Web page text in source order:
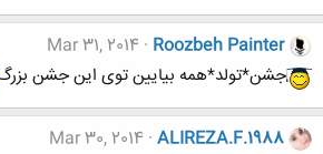
Roozbeh Painter
Mar 31, 2014
جشن*تولد*همه بیایین توی این جشن
ALIREZA.F.1988
Mar 30, 2014